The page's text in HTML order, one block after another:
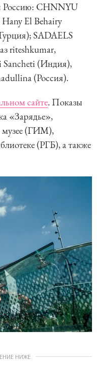
Россию: CHNNYU
El Behairy
SADAELS
riteshkumar,
(Индия),
(Россия).
сайте. Показы
«Зарядье»,
музее (ГИМ),
(РГБ), а также
НИЖЕ